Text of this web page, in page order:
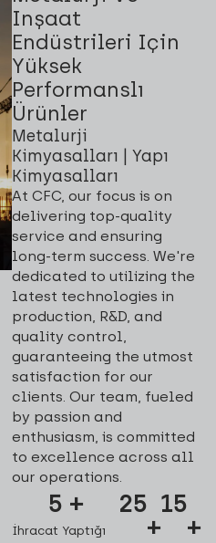
Inşaat
Endüstrileri Için
Yüksek
Performanslı
Ürünler
Metalurji
Kimyasalları | Yapı
Kimyasalları
At CFC, our focus is on
delivering top-quality
service and ensuring
long-term success. We're
dedicated to utilizing the
latest technologies in
production, R&D, and
quality control,
guaranteeing the utmost
satisfaction for our
clients. Our team, fueled
by passion and
enthusiasm, is committed
to excellence across all
our operations.
İhracat Yaptığı
5 + 25
+
15
+